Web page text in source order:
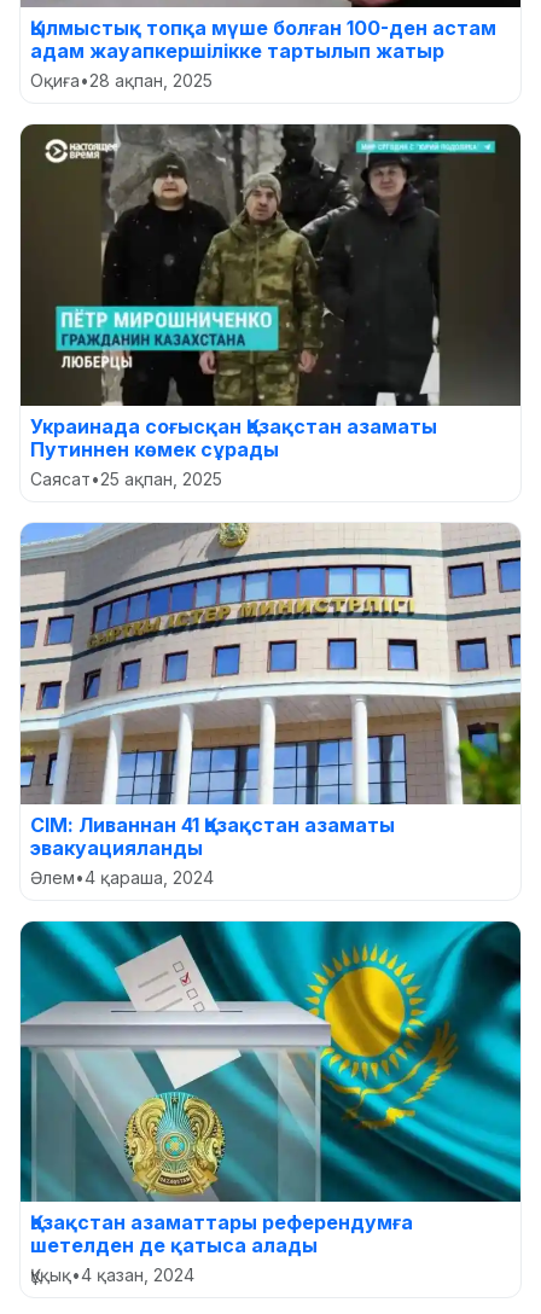
Қылмыстық топқа мүше болған 100-ден астам
адам жауапкершілікке тартылып жатыр
Оқиға•28 ақпан, 2025
Украинада соғысқан Қазақстан азаматы
Путиннен көмек сұрады
Саясат•25 ақпан, 2025
СІМ: Ливаннан 41 Қазақстан азаматы
эвакуацияланды
Әлем•4 қараша, 2024
Қазақстан азаматтары референдумға
шетелден де қатыса алады
Құқық•4 қазан, 2024